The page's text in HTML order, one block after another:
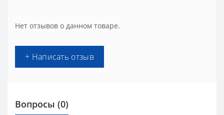
Нет отзывов о данном товаре.
+ Написать отзыв
Вопросы (0)